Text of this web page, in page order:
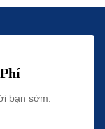
bạn sớm.